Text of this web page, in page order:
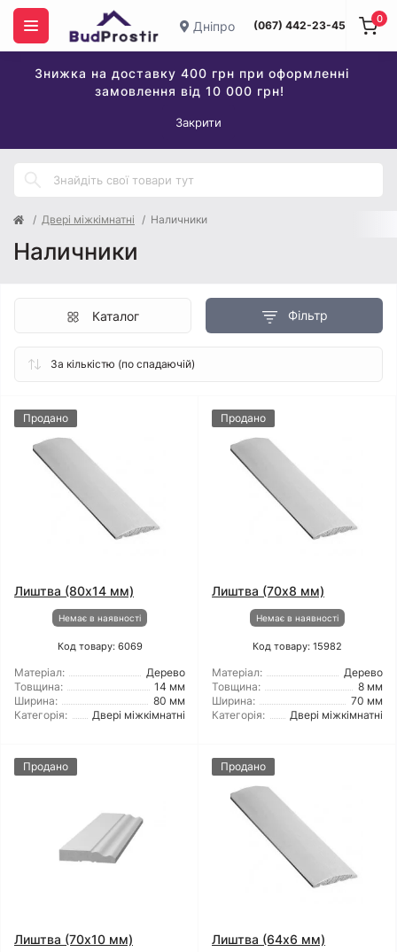
Дніпро (067) 442-23-45
Знижка на доставку 400 грн при оформленні
замовлення від 10 000 грн!
Закрити
0
Двері міжкімнатні Наличники
Наличники
Фільтр
Каталог
Продано
Лиштва (80x14 мм)
Немає в наявності
Код товару: 6069
Матеріал:
Дерево
Товщина:
14 мм
Ширина:
80 мм
Категорія:
Двері міжкімнатні
Продано
Лиштва (70x8 мм)
Немає в наявності
Код товару: 15982
Матеріал:
Дерево
Товщина:
8 мм
Ширина:
70 мм
Категорія:
Двері міжкімнатні
Продано
Лиштва (70x10 мм)
Продано
Лиштва (64x6 мм)